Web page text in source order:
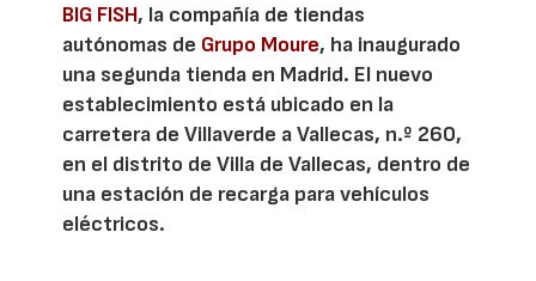
BIG FISH, la compañía de tiendas
autónomas de Grupo Moure, ha inaugurado
una segunda tienda en Madrid. El nuevo
establecimiento está ubicado en la
carretera de Villaverde a Vallecas, n.º 260,
en el distrito de Villa de Vallecas, dentro de
una estación de recarga para vehículos
eléctricos.